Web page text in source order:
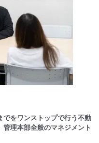
でをワンストップで行う不動
理本部全般のマネジメント